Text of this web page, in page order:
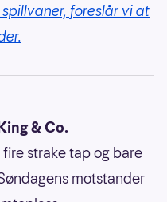
foreslår vi at
& Co.
strake tap og bare
motstander